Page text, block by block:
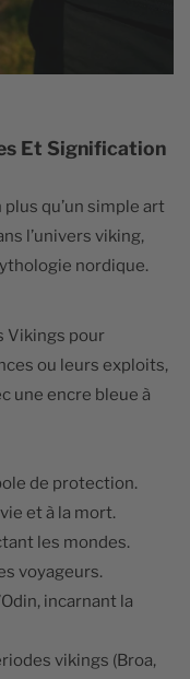
Et Signification
qu’un simple art
l’univers viking,
nordique.
Vikings pour
ou leurs exploits,
une encre bleue à
de protection.
et à la mort.
les mondes.
voyageurs.
incarnant la
vikings (Broa,